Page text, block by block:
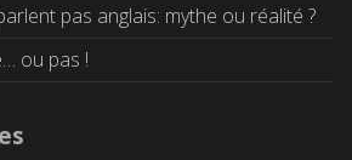
pas anglais: mythe ou réalité ?
ou pas !